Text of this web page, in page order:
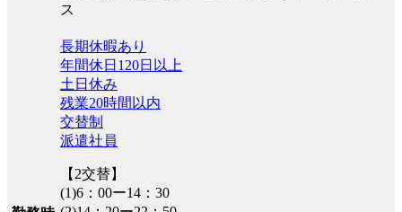
ス
長期休暇あり
年間休日120日以上
土日休み
残業20時間以内
交替制
派遣社員
【2交替】
(1)6：00ー14：30